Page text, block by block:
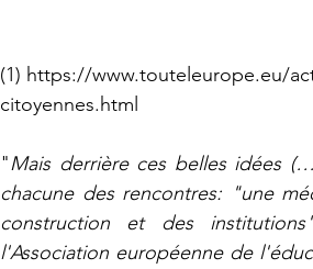
(1) https://www.touteleurope.eu/
citoyennes.html
"Mais derrière ces belles idées
chacune des rencontres: "une
construction et des
l'Association européenne de